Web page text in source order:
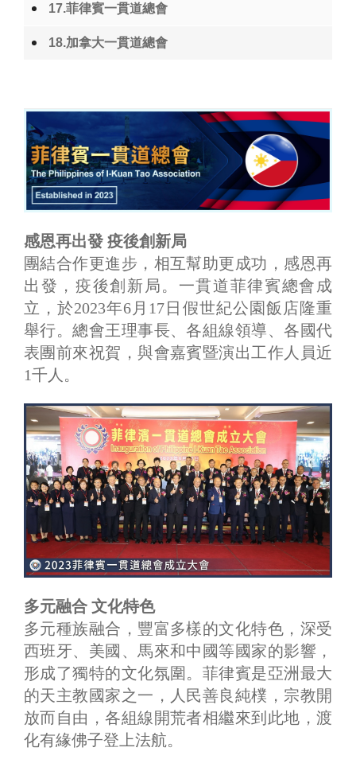
17.菲律賓一貫道總會
18.加拿大一貫道總會
感恩再出發 疫後創新局
團結合作更進步，相互幫助更成功，感恩再
出發，疫後創新局。一貫道菲律賓總會成
立，於2023年6月17日假世紀公園飯店隆重
舉行。總會王理事長、各組線領導、各國代
表團前來祝賀，與會嘉賓暨演出工作人員近
1千人。
多元融合 文化特色
多元種族融合，豐富多樣的文化特色，深受
西班牙、美國、馬來和中國等國家的影響，
形成了獨特的文化氛圍。菲律賓是亞洲最大
的天主教國家之一，人民善良純樸，宗教開
放而自由，各組線開荒者相繼來到此地，渡
化有緣佛子登上法航。